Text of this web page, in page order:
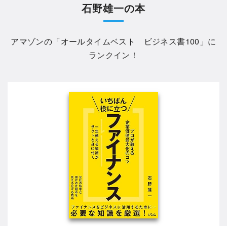
石野雄一の本
アマゾンの「オールタイムベスト ビジネス書100 」に
ランクイン！